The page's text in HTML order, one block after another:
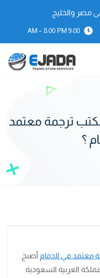
مصر والخليج
9:00 AM – 8:00 PM
ترجمة معتمد
؟
معتمد في الدمام أصبح
العربية السعودية